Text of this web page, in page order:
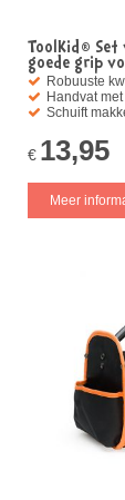
ToolKid®
goede grip
Robuuste
Handvat
Schuift
€ 13,95
Meer